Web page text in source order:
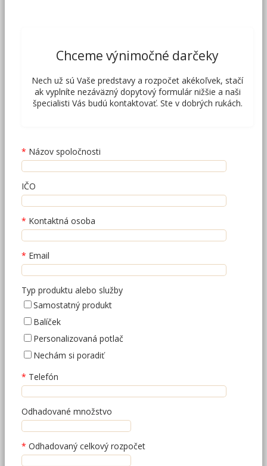
Chceme výnimočné darčeky
Nech už sú Vaše predstavy a rozpočet akékoľvek, stačí
ak vyplníte nezáväzný dopytový formulár nižšie a naši
špecialisti Vás budú kontaktovať. Ste v dobrých rukách.
Názov spoločnosti
IČO
Kontaktná osoba
Email
Typ produktu alebo služby
Samostatný produkt
Balíček
Personalizovaná potlač
Nechám si poradiť
Telefón
Odhadované množstvo
Odhadovaný celkový rozpočet